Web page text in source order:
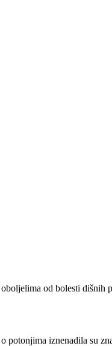
od bolesti dišnih
potonjima iznenadila su